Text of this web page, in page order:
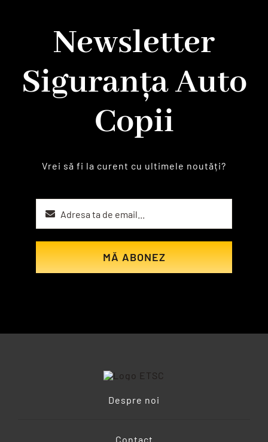
Newsletter
Siguranța Auto
Copii
Vrei să fi la curent cu ultimele noutăți?
MĂ ABONEZ
Despre noi
Contact